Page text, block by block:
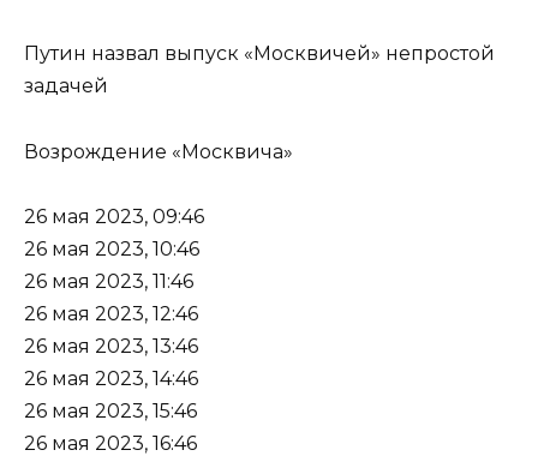
Путин назвал выпуск «Москвичей» непростой
задачей
Возрождение «Москвича»
26 мая 2023, 09:46
26 мая 2023, 10:46
26 мая 2023, 11:46
26 мая 2023, 12:46
26 мая 2023, 13:46
26 мая 2023, 14:46
26 мая 2023, 15:46
26 мая 2023, 16:46